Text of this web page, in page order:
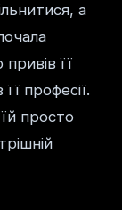
а
її
професії.
просто